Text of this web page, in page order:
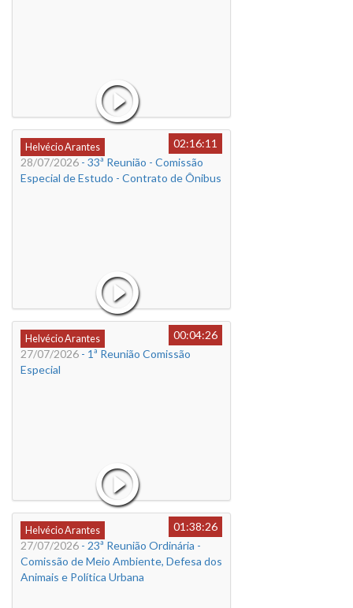
Helvécio Arantes
02:16:11
28/07/2026 - 33ª Reunião - Comissão
Especial de Estudo - Contrato de Ônibus
Helvécio Arantes
00:04:26
27/07/2026 - 1ª Reunião Comissão
Especial
Helvécio Arantes
01:38:26
27/07/2026 - 23ª Reunião Ordinária -
Comissão de Meio Ambiente, Defesa dos
Animais e Política Urbana